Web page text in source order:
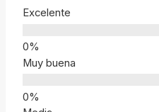
Excelente
Muy buena